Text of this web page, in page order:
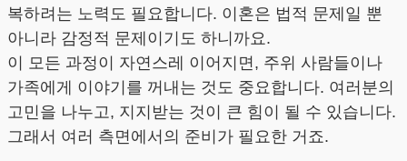
복하려는 노력도 필요합니다. 이혼은 법적 문제일 뿐
아니라 감정적 문제이기도 하니까요.
이 모든 과정이 자연스레 이어지면, 주위 사람들이나
가족에게 이야기를 꺼내는 것도 중요합니다. 여러분의
고민을 나누고, 지지받는 것이 큰 힘이 될 수 있습니다.
그래서 여러 측면에서의 준비가 필요한 거죠.